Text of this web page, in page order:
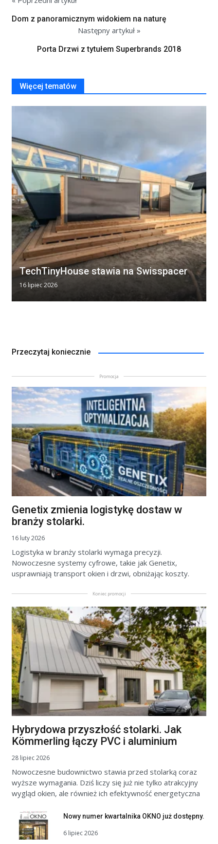
Dom z panoramicznym widokiem na naturę
Następny artykuł »
Porta Drzwi z tytułem Superbrands 2018
Więcej tematów
TechTinyHouse stawia na Swisspacer
16 lipiec 2026
Przeczytaj koniecznie
Promocja
Genetix zmienia logistykę dostaw w
branży stolarki.
16 luty 2026
Logistyka w branży stolarki wymaga precyzji.
Nowoczesne systemy cyfrowe, takie jak Genetix,
usprawniają transport okien i drzwi, obniżając koszty.
Koniec promocji
Hybrydowa przyszłość stolarki. Jak
Kömmerling łączy PVC i aluminium
28 lipiec 2026
Nowoczesne budownictwo stawia przed stolarką coraz
wyższe wymagania. Dziś liczy się już nie tylko atrakcyjny
wygląd okien, ale również ich efektywność energetyczna
Nowy numer kwartalnika OKNO już dostępny.
6 lipiec 2026